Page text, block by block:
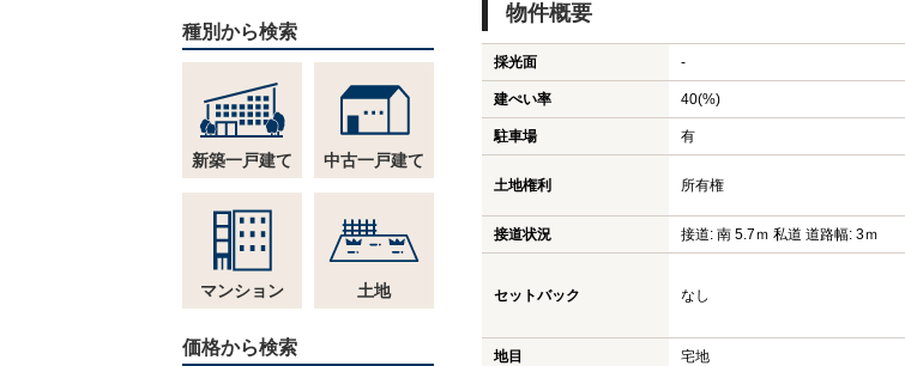
物件概要
採光面 -
建ぺい率 40(%)
駐車場 有
土地権利 所有権
接道状況 接道: 南 5.7ｍ 私道 道路幅: 3ｍ
セットバック なし
地目 宅地
種別から検索
新築一戸建て 中古一戸建て
マンション 土地
価格から検索